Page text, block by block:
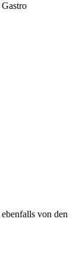
von den